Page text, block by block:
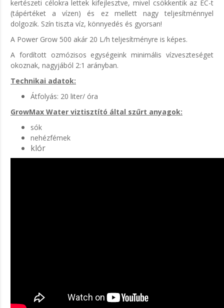
kertészeti célokra lettek kifejlesztve, mivel csökkentik az EC-t
(tápértéket a vízen) és ez mellett nagy teljesítménnyel
dolgozik. Szín tiszta víz, könnyedés és gyorsan!
A Power Grow 500 akár 20 L/h teljesítményre is képes.
A fordított ozmózisos egységeink minimális vízveszteséget
okoznak, nagyjából 2:1 arányban.
Technikai adatok:
Átfolyás: 20 liter/ óra
GrowMax Water viztisztító által szűrt anyagok:
sók
nehézfémek
klór